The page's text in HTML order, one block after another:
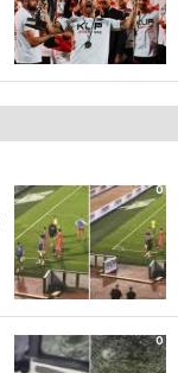
0
0